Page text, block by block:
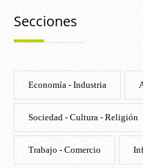
Secciones
Economía - Industria
Sociedad - Cultura - Religión
Trabajo - Comercio